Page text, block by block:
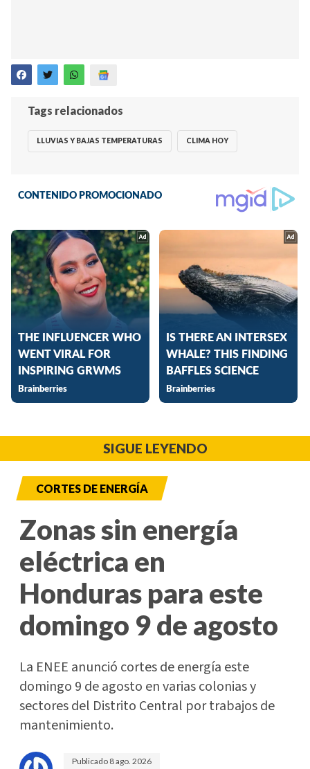
Tags relacionados
LLUVIAS Y BAJAS TEMPERATURAS CLIMA HOY
SIGUE LEYENDO
CORTES DE ENERGÍA
Zonas sin energía
eléctrica en
Honduras para este
domingo 9 de agosto
La ENEE anunció cortes de energía este
domingo 9 de agosto en varias colonias y
sectores del Distrito Central por trabajos de
mantenimiento.
Publicado 8 ago. 2026